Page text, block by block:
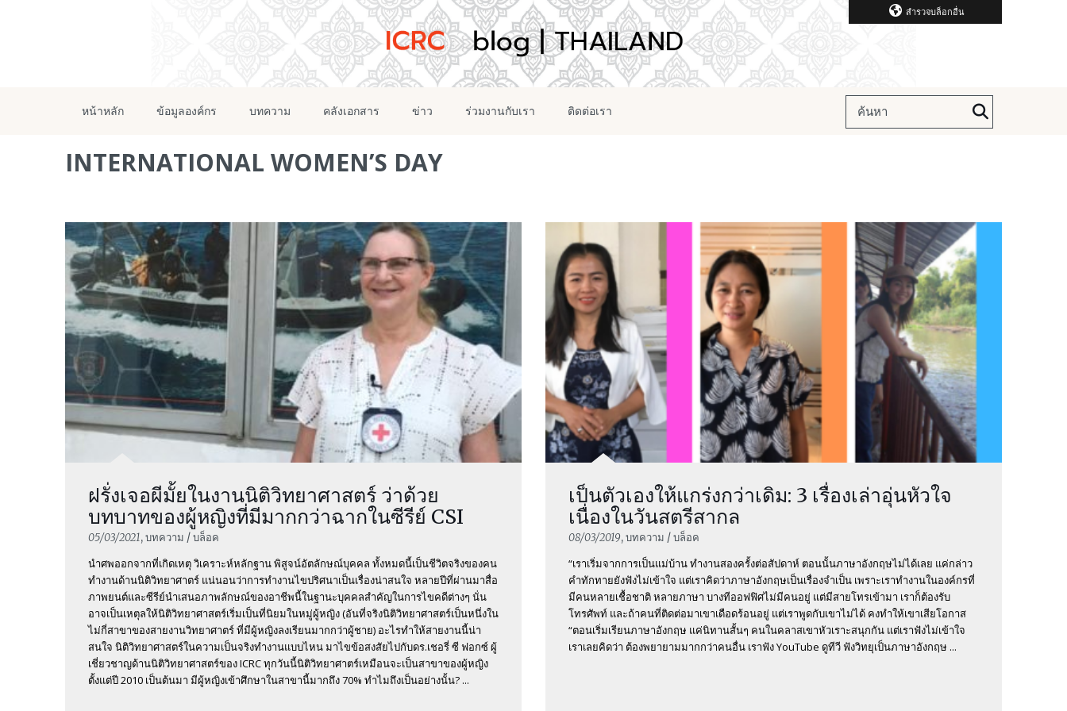
สำรวจบล็อกอื่น
หน้าหลัก ข้อมูลองค์กร บทความ คลังเอกสาร ข่าว ร่วมงานกับเรา ติดต่อเรา
INTERNATIONAL WOMEN’S DAY
ฝรั่งเจอผีมั้ยในงานนิติวิทยาศาสตร์ ว่าด้วย
บทบาทของผู้หญิงที่มีมากกว่าฉากในซีรีย์ CSI
05/03/2021, บทความ / บล็อค
นำศพออกจากที่เกิดเหตุ วิเคราะห์หลักฐาน พิสูจน์อัตลักษณ์บุคคล ทั้งหมดนี้เป็นชีวิตจริงของคน
ทำงานด้านนิติวิทยาศาตร์ แน่นอนว่าการทำงานไขปริศนาเป็นเรื่องน่าสนใจ หลายปีที่ผ่านมาสื่อ
ภาพยนต์และซีรีย์นำเสนอภาพลักษณ์ของอาชีพนี้ในฐานะบุคคลสำคัญในการไขคดีต่างๆ นั่น
อาจเป็นเหตุลให้นิติวิทยาศาสตร์เริ่มเป็นที่นิยมในหมู่ผู้หญิง (อันที่จริงนิติวิทยาศาสตร์เป็นหนึ่งใน
ไม่กี่สาขาของสายงานวิทยาศาตร์ ที่มีผู้หญิงลงเรียนมากกว่าผู้ชาย) อะไรทำให้สายงานนี้น่า
สนใจ นิติวิทยาศาสตร์ในความเป็นจริงทำงานแบบไหน มาไขข้อสงสัยไปกับดร.เชอรี่ ซี ฟอกซ์ ผู้
เชี่ยวชาญด้านนิติวิทยาศาสตร์ของ ICRC ทุกวันนี้นิติวิทยาศาตร์เหมือนจะเป็นสาขาของผู้หญิง
ตั้งแต่ปี 2010 เป็นต้นมา มีผู้หญิงเข้าศึกษาในสาขานี้มากถึง 70% ทำไมถึงเป็นอย่างนั้น? ...
เป็นตัวเองให้แกร่งกว่าเดิม: 3 เรื่องเล่าอุ่นหัวใจ
เนื่องในวันสตรีสากล
08/03/2019, บทความ / บล็อค
“เราเริ่มจากการเป็นแม่บ้าน ทำงานสองครั้งต่อสัปดาห์ ตอนนั้นภาษาอังกฤษไม่ได้เลย แค่กล่าว
คำทักทายยังฟังไม่เข้าใจ แต่เราคิดว่าภาษาอังกฤษเป็นเรื่องจำเป็น เพราะเราทำงานในองค์กรที่
มีคนหลายเชื้อชาติ หลายภาษา บางทีออฟฟิศไม่มีคนอยู่ แต่มีสายโทรเข้ามา เราก็ต้องรับ
โทรศัพท์ และถ้าคนที่ติดต่อมาเขาเดือดร้อนอยู่ แต่เราพูดกับเขาไม่ได้ คงทำให้เขาเสียโอกาส
“ตอนเริ่มเรียนภาษาอังกฤษ แค่นิทานสั้นๆ คนในคลาสเขาหัวเราะสนุกกัน แต่เราฟังไม่เข้าใจ
เราเลยคิดว่า ต้องพยายามมากกว่าคนอื่น เราฟัง YouTube ดูทีวี ฟังวิทยุเป็นภาษาอังกฤษ ...